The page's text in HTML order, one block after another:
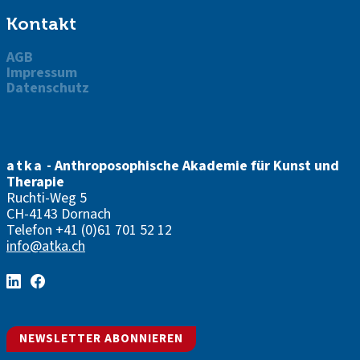
Kontakt
AGB
Impressum
Datenschutz
atka - Anthroposophische Akademie für Kunst und
Therapie
Ruchti-Weg 5
CH-4143 Dornach
Telefon +41 (0)61 701 52 12
info@atka.ch
NEWSLETTER ABONNIEREN